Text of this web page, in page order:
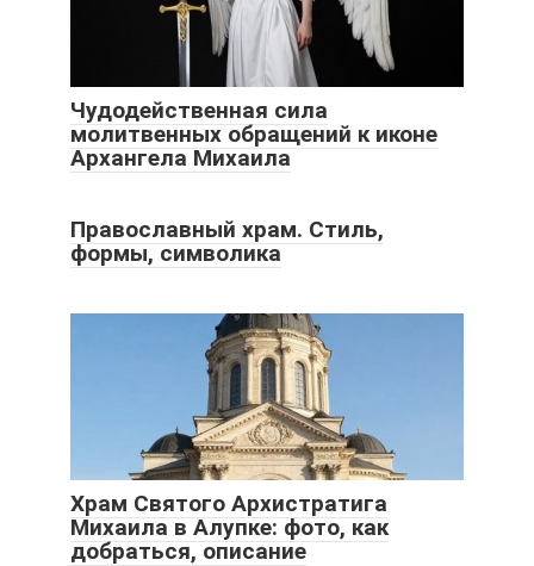
Чудодейственная сила
молитвенных обращений к иконе
Архангела Михаила
Православный храм. Стиль,
формы, символика
Храм Святого Архистратига
Михаила в Алупке: фото, как
добраться, описание